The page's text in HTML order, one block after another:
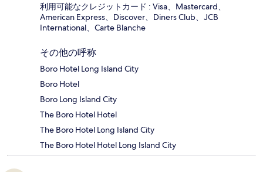
利用可能なクレジットカード : Visa、Mastercard、
American Express、Discover、Diners Club、JCB
International、Carte Blanche
その他の呼称
Boro Hotel Long Island City
Boro Hotel
Boro Long Island City
The Boro Hotel Hotel
The Boro Hotel Long Island City
The Boro Hotel Hotel Long Island City